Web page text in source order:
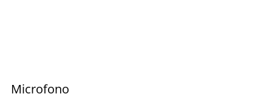
Microfono